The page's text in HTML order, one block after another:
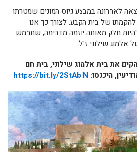
לאחרונה במבצע גיוס המונים שמטרתו
של בית הקבע. לצורך כך אנו
חלק מאותה יוזמה מדהימה, שתממש
אלמוג שילוני ז"ל.
את בית אלמוג שילוני, בית חם
https://bit.ly/2StAbIN